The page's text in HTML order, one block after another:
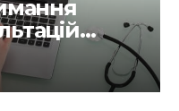
із дому